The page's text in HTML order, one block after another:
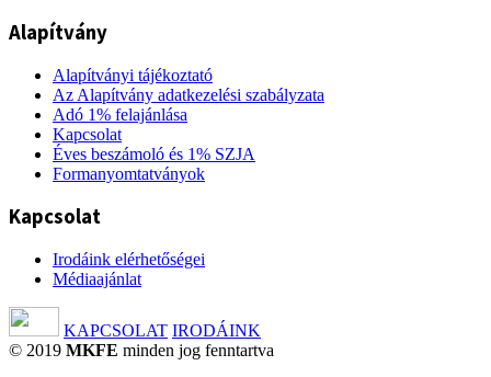
Alapítvány
Alapítványi tájékoztató
Az Alapítvány adatkezelési szabályzata
Adó 1% felajánlása
Kapcsolat
Éves beszámoló és 1% SZJA
Formanyomtatványok
Kapcsolat
Irodáink elérhetőségei
Médiaajánlat
KAPCSOLAT IRODÁINK
© 2019 MKFE minden jog fenntartva